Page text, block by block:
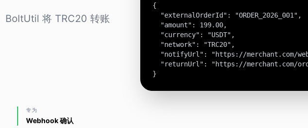
BoltUtil 将 TRC20 转账
专为
Webhook 确认
{
  "externalOrderId": "ORDER_2026_001",
  "amount": 199.00,
  "currency": "USDT",
  "network": "TRC20",
"notifyUrl": "https://merchant.com/
"returnUrl": "https://merchant.com/
}